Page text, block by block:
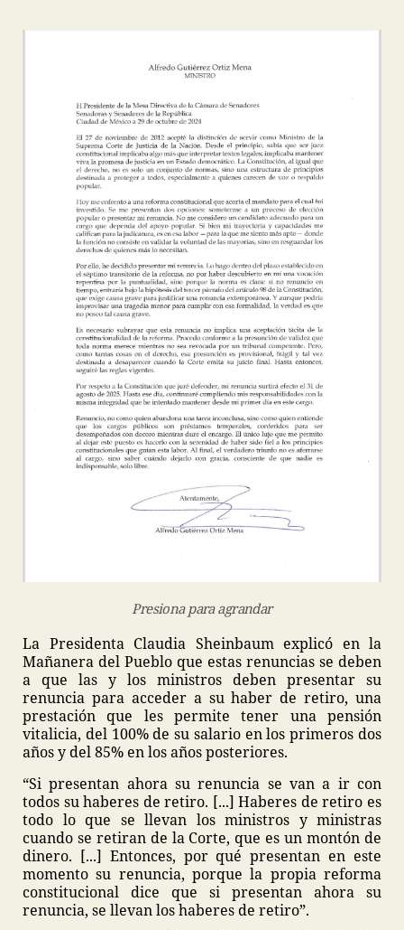
Presiona para agrandar
La Presidenta Claudia Sheinbaum explicó en la
Mañanera del Pueblo que estas renuncias se deben
a que las y los ministros deben presentar su
renuncia para acceder a su haber de retiro, una
prestación que les permite tener una pensión
vitalicia, del 100% de su salario en los primeros dos
años y del 85% en los años posteriores.
“Si presentan ahora su renuncia se van a ir con
todos su haberes de retiro. [...] Haberes de retiro es
todo lo que se llevan los ministros y ministras
cuando se retiran de la Corte, que es un montón de
dinero. [...] Entonces, por qué presentan en este
momento su renuncia, porque la propia reforma
constitucional dice que si presentan ahora su
renuncia, se llevan los haberes de retiro”.